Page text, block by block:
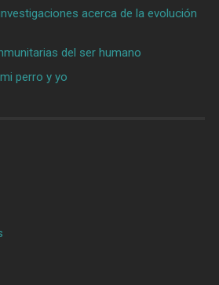
acerca de la evolución
del ser humano
perro y yo